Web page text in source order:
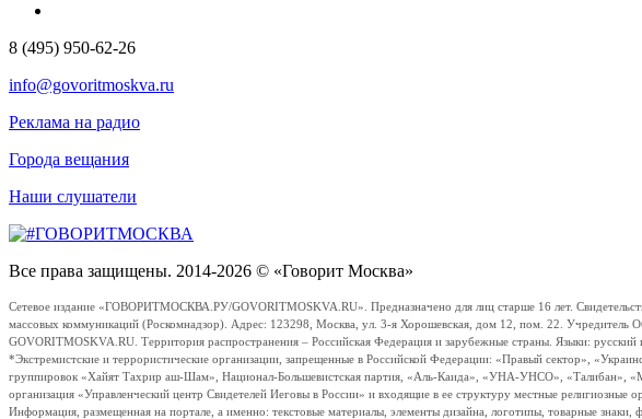
8 (495) 950-62-26
info@govoritmoskva.ru
Реклама на радио
Города вещания
Наши слушатели
Все права защищены. 2014-2026 © «Говорит Москва»
Сетевое издание «ГОВОРИТМОСКВА.РУ/GOVORITMOSKVA.RU». Предназначено для лиц старше 16 лет.
массовых коммуникаций (Роскомнадзор). Адрес: 123298, Москва, ул. 3-я Хорошевская, дом 12, пом. 22.
GOVORITMOSKVA.RU. Территория распространения – Российская Федерация и зарубежные страны. Языки:
*Экстремистские и террористические организации, запрещенные в Российской Федерации: «Правый сектор»,
группировок «Хайят Тахрир аш-Шам», Национал-Большевистская партия, «Аль-Каида», «УНА-УНСО», «Талибан»,
организация «Управленческий центр Свидетелей Иеговы в России» и входящие в ее структуру местные религиозные
Информация, размещенная на портале, а именно: текстовые материалы, элементы дизайна, логотипы, товарные